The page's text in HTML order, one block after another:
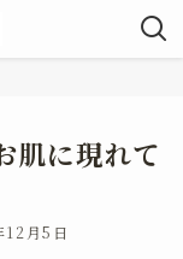
肌に現れて
月5日